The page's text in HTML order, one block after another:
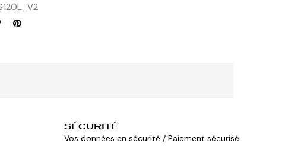
SÉCURITÉ
Vos données en sécurité / Paiement sécurisé